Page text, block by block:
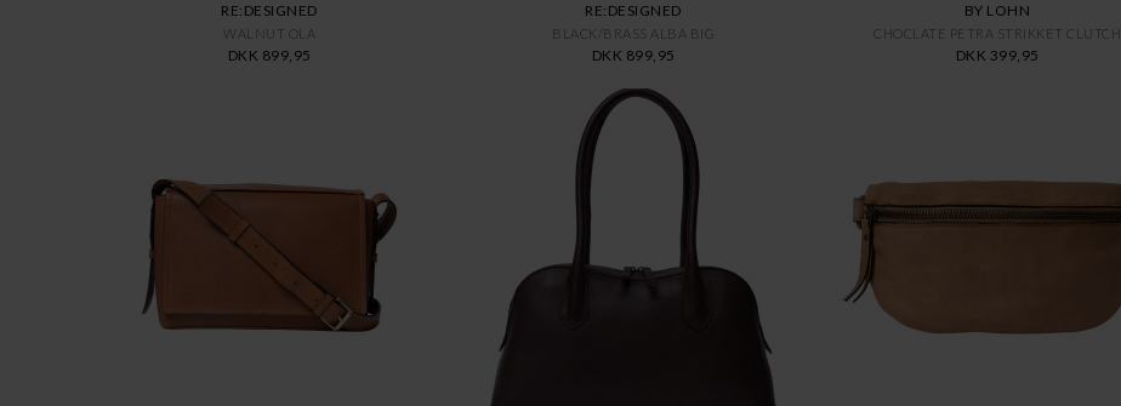
RE:DESIGNED
WALNUT OLA
DKK 899,95
RE:DESIGNED
BLACK/BRASS ALBA BIG
DKK 899,95
BY LOHN
CHOCLATE PETRA STRIKKET CLUTCH
DKK 399,95